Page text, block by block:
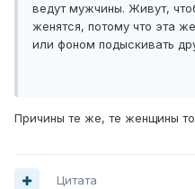
ведут мужчины. Живут,
женятся, потому что эта
или фоном подыскивать
Причины те же, те женщины
Цитата